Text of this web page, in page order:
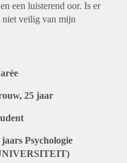
een luisterend oor. Is er
niet veilig van mijn
25 jaar
jaars Psychologie